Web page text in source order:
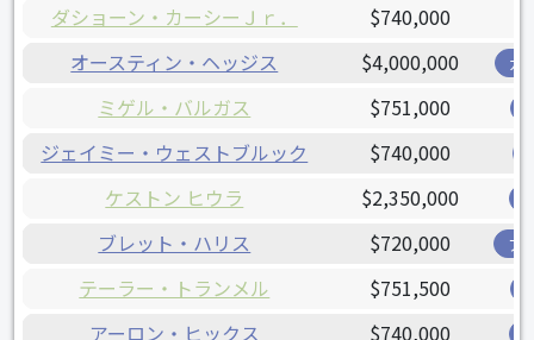
ダショーン・カーシーＪｒ． $740,000
オースティン・ヘッジス $4,000,000 ガ
ミゲル・バルガス $751,000
ジェイミー・ウェストブルック $740,000
ケストン ヒウラ $2,350,000
ブレット・ハリス $720,000 ア
テーラー・トランメル $751,500
アーロン・ヒックス $740,000